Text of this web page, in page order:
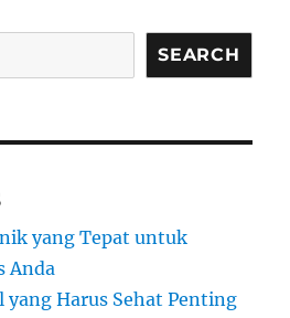
SEARCH
yang Tepat untuk
Anda
yang Harus Sehat Penting